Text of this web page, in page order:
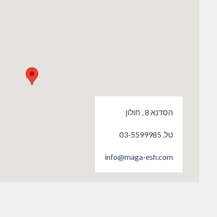
הסדנא 8 , חולון
טל. 03-5599985
info@maga-esh.com